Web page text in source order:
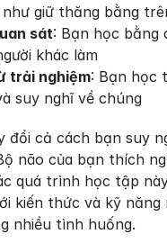
giữ thăng bằng
sát: Bạn học bằng
khác làm
trải nghiệm: Bạn học
suy nghĩ về chúng
đổi cả cách bạn suy
não của bạn thích
quá trình học tập
kiến thức và kỹ năng
nhiều tình huống.